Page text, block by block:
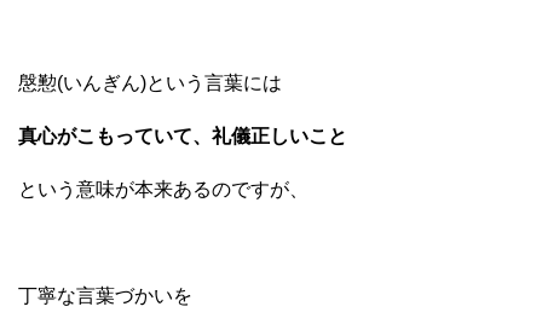
慇懃(いんぎん)という言葉には
真心がこもっていて、礼儀正しいこと
という意味が本来あるのですが、
丁寧な言葉づかいを